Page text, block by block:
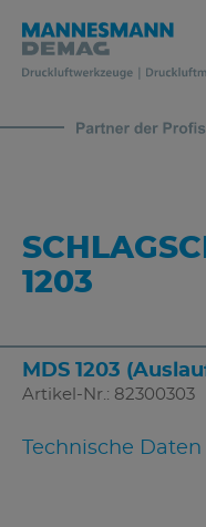
1203
MDS 1203
Artikel-Nr.: 82300303
Technische Daten